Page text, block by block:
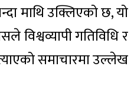
माथि उक्लिएको छ, यो
विश्वव्यापी गतिविधि र
समाचारमा उल्लेख